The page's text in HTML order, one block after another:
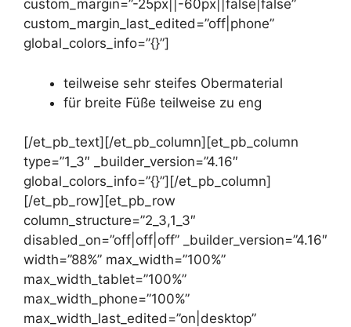
custom_margin=”-25px||-60px||false|false”
custom_margin_last_edited=”off|phone”
global_colors_info=”{}”]
teilweise sehr steifes Obermaterial
für breite Füße teilweise zu eng
[/et_pb_text][/et_pb_column][et_pb_column
type=”1_3″ _builder_version=”4.16″
global_colors_info=”{}”][/et_pb_column]
[/et_pb_row][et_pb_row
column_structure=”2_3,1_3″
disabled_on=”off|off|off” _builder_version=”4.16″
width=”88%” max_width=”100%”
max_width_tablet=”100%”
max_width_phone=”100%”
max_width_last_edited=”on|desktop”